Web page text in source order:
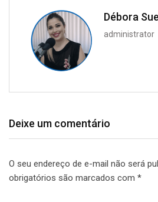
Débora
administrator
Deixe um comentário
O seu endereço de e-mail não será
obrigatórios são marcados com *